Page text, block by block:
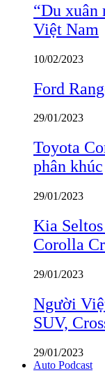
“Du
Việt Nam
10/02/2023
Ford
29/01/2023
Toyota
phân khúc
29/01/2023
Kia
Corolla
29/01/2023
Người
SUV,
29/01/2023
Auto Podcast